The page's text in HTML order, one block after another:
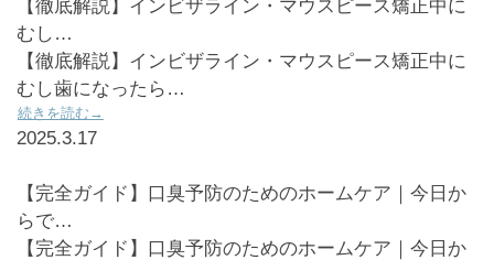
【徹底解説】インビザライン・マウスピース矯正中に
むし…
【徹底解説】インビザライン・マウスピース矯正中に
むし歯になったら…
続きを読む→
2025.3.17
【完全ガイド】口臭予防のためのホームケア｜今日か
らで…
【完全ガイド】口臭予防のためのホームケア｜今日か